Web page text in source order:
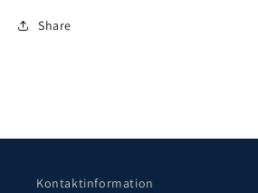
Share
Kontaktinformation